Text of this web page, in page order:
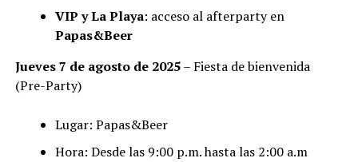
VIP y La Playa: acceso al afterparty en
Papas&Beer
Jueves 7 de agosto de 2025– Fiesta de bienvenida
(Pre-Party)
Lugar: Papas&Beer
Hora: Desde las 9:00 p.m. hasta las 2:00 a.m